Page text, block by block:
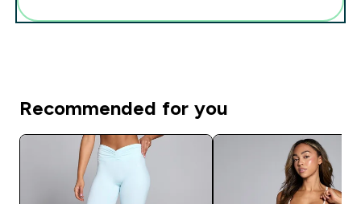
Recommended for you